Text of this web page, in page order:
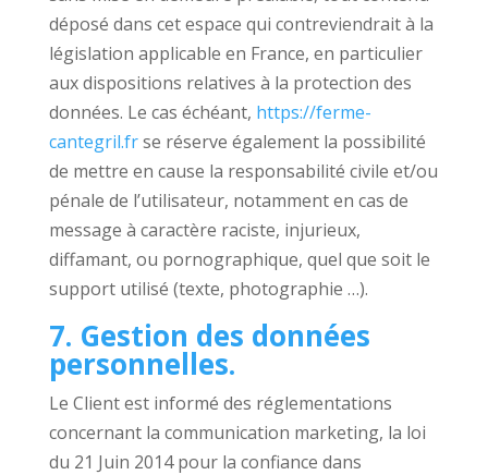
déposé dans cet espace qui contreviendrait à la
législation applicable en France, en particulier
aux dispositions relatives à la protection des
données. Le cas échéant, https://ferme-
cantegril.frse réserve également la possibilité
de mettre en cause la responsabilité civile et/ou
pénale de l’utilisateur, notamment en cas de
message à caractère raciste, injurieux,
diffamant, ou pornographique, quel que soit le
support utilisé (texte, photographie …).
7. Gestion des données
personnelles.
Le Client est informé des réglementations
concernant la communication marketing, la loi
du 21 Juin 2014 pour la confiance dans